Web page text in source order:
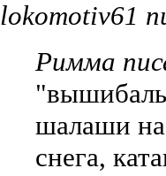
lokomotiv61
Римма
шалаши на
снега,